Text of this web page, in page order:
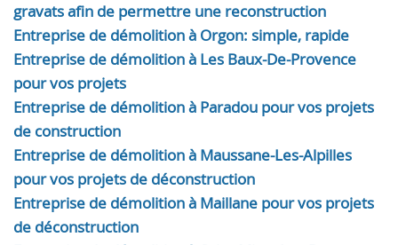
gravats afin de permettre une reconstruction
Entreprise de démolition à Orgon: simple, rapide
Entreprise de démolition à Les Baux-De-Provence
pour vos projets
Entreprise de démolition à Paradou pour vos projets
de construction
Entreprise de démolition à Maussane-Les-Alpilles
pour vos projets de déconstruction
Entreprise de démolition à Maillane pour vos projets
de déconstruction